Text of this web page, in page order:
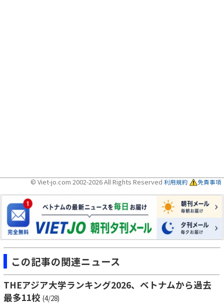
© Viet-jo.com 2002-2026 All Rights Reserved 利用規約 免責事項
この記事の関連ニュース
THEアジア大学ランキング2026、ベトナムから過去
最多11校 (4/28)